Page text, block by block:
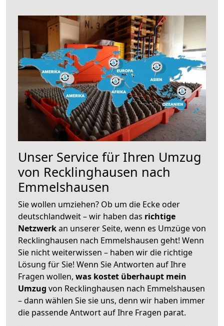
Unser Service für Ihren Umzug
von Recklinghausen nach
Emmelshausen
Sie wollen umziehen? Ob um die Ecke oder
deutschlandweit – wir haben das richtige
Netzwerkan unserer Seite, wenn es Umzüge von
Recklinghausen nach Emmelshausen geht! Wenn
Sie nicht weiterwissen – haben wir die richtige
Lösung für Sie! Wenn Sie Antworten auf Ihre
Fragen wollen, was kostet überhaupt mein
Umzug von Recklinghausen nach Emmelshausen
– dann wählen Sie sie uns, denn wir haben immer
die passende Antwort auf Ihre Fragen parat.